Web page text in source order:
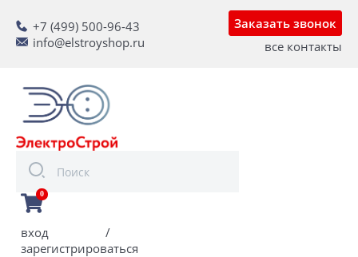
+7 (499) 500-96-43
info@elstroyshop.ru
Заказать звонок
все контакты
0
вход
/
зарегистрироваться